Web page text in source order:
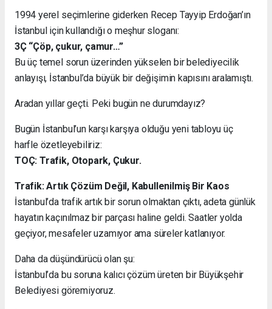
1994 yerel seçimlerine giderken Recep Tayyip Erdoğan’ın
İstanbul için kullandığı o meşhur sloganı:
3Ç “Çöp, çukur, çamur…”
Bu üç temel sorun üzerinden yükselen bir belediyecilik
anlayışı, İstanbul’da büyük bir değişimin kapısını aralamıştı.
Aradan yıllar geçti. Peki bugün ne durumdayız?
Bugün İstanbul’un karşı karşıya olduğu yeni tabloyu üç
harfle özetleyebiliriz:
TOÇ: Trafik, Otopark, Çukur.
Trafik: Artık Çözüm Değil, Kabullenilmiş Bir Kaos
İstanbul’da trafik artık bir sorun olmaktan çıktı, adeta günlük
hayatın kaçınılmaz bir parçası haline geldi. Saatler yolda
geçiyor, mesafeler uzamıyor ama süreler katlanıyor.
Daha da düşündürücü olan şu:
İstanbul’da bu soruna kalıcı çözüm üreten bir Büyükşehir
Belediyesi göremiyoruz.